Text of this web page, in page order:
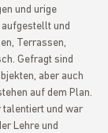
und urige
und
Terrassen,
Gefragt sind
aber auch
auf dem Plan.
und war
Lehre und